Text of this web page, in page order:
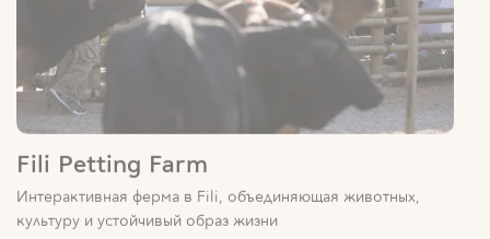
Fili Petting Farm
Интерактивная ферма в Fili, объединяющая животных,
культуру и устойчивый образ жизни
Город Шарджа